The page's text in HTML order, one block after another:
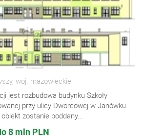
woj. mazowieckie
jest rozbudowa budynku Szkoły
przy ulicy Dworcowej w Janówku
zostanie poddany...
8 mln PLN